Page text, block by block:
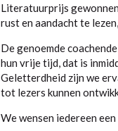
Literatuurprijs
rust en aandacht te
De genoemde
hun vrije tijd, dat is
Geletterdheid zijn we
tot lezers kunnen
We wensen iedereen